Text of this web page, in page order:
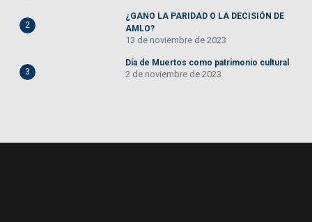
2
¿GANO LA PARIDAD O LA DECISIÓN DE
AMLO?
13 de noviembre de 2023
3
Día de Muertos como patrimonio cultural
2 de noviembre de 2023